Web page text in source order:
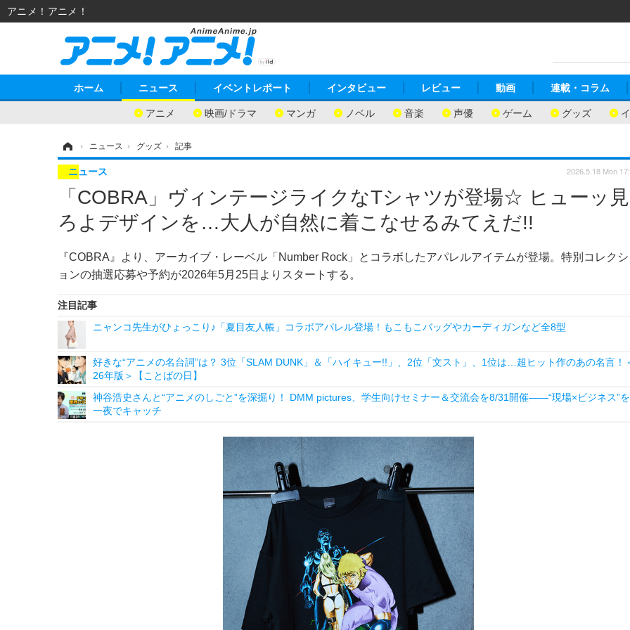
ホーム ニュース
アニメ 映画/ドラマ マンガ ノベル 音楽 声優 ゲーム グッズ
イベントレポート インタビュー レビュー 動画 連載・コラム
› ニュース › グッズ › 記事
「COBRA」ヴィンテージライクなTシャツが登場☆ ヒューッ見
ろよデザインを…大人が自然に着こなせるみてえだ!!
『COBRA』より、アーカイブ・レーベル「Number Rock」とコラボしたアパレルアイテムが登場。特別コレクシ
ョンの抽選応募や予約が2026年5月25日よりスタートする。
ニュース 2026.5.18 Mon
注目記事
ニャンコ先生がひょっこり♪「夏目友人帳」コラボアパレル登場！もこもこバッグやカーディガンなど全8型
好きな“アニメの名台詞”は？ 3位「SLAM DUNK」＆「ハイキュー!!」、2位「文スト」、1位は…超ヒット作のあの名言！
26年版＞【ことばの日】
神谷浩史さんと“アニメのしごと”を深掘り！ DMM pictures、学生向けセミナー＆交流会を8/31開催――“現場×ビジネス”を
一夜でキャッチ
アニメ！アニメ！